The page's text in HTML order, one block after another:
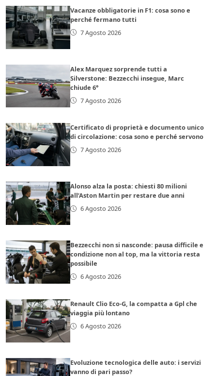
Vacanze obbligatorie in F1: cosa sono e
perché fermano tutti
7 Agosto 2026
Alex Marquez sorprende tutti a
Silverstone: Bezzecchi insegue, Marc
chiude 6°
7 Agosto 2026
Certificato di proprietà e documento unico
di circolazione: cosa sono e perché servono
7 Agosto 2026
Alonso alza la posta: chiesti 80 milioni
all’Aston Martin per restare due anni
6 Agosto 2026
Bezzecchi non si nasconde: pausa difficile e
condizione non al top, ma la vittoria resta
possibile
6 Agosto 2026
Renault Clio Eco-G, la compatta a Gpl che
viaggia più lontano
6 Agosto 2026
Evoluzione tecnologica delle auto: i servizi
vanno di pari passo?